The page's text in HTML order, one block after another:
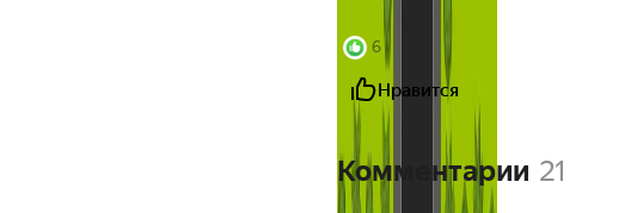
6
Нравится
Комментарии 21